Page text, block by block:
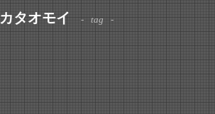
カタオモイ tag